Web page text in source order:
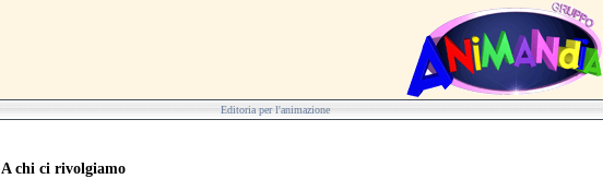
Editoria per l'animazione
A chi ci rivolgiamo